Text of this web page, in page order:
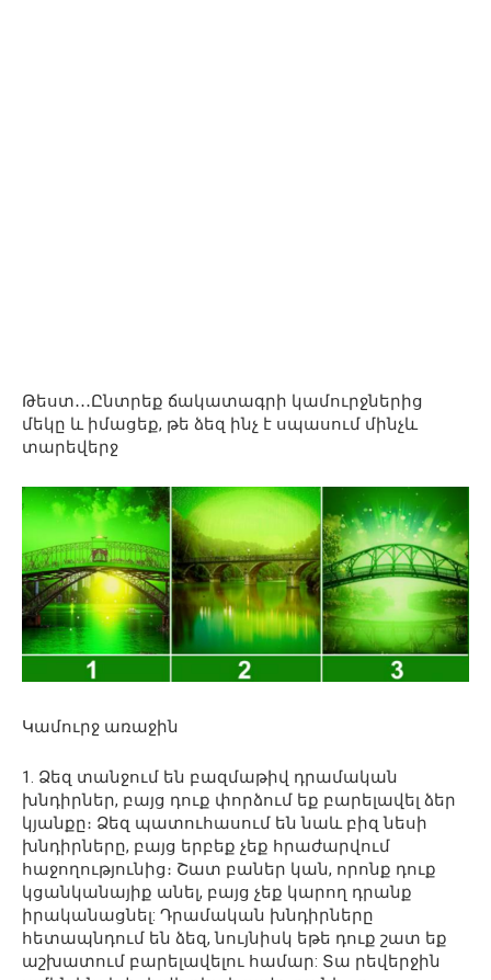
Թեստ․․․Ընտրեք ճակատագրի կամուրջներից
մեկը և իմացեք, թե ձեզ ինչ է սպասում մինչև
տարեվերջ
Կամուրջ առաջին
1. Ձեզ տանջում են բազմաթիվ դրամական
խնդիրներ, բայց դուք փորձում եք բարելավել ձեր
կյանքը։ Ձեզ պատուհասում են նաև բիզ նեսի
խնդիրները, բայց երբեք չեք հրաժարվում
հաջողությունից։ Շատ բաներ կան, որոնք դուք
կցանկանայիք անել, բայց չեք կարող դրանք
իրականացնել: Դրամական խնդիրները
հետապնդում են ձեզ, նույնիսկ եթե դուք շատ եք
աշխատում բարելավելու համար: Տա րեվերջին